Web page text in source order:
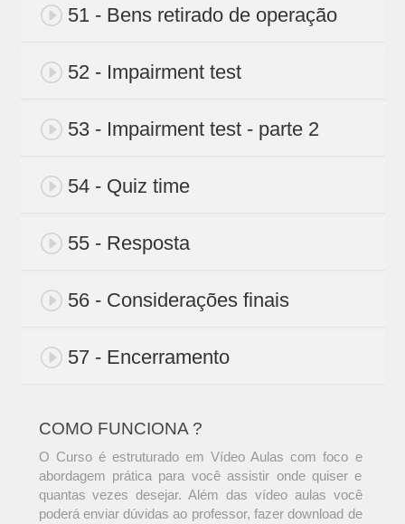
51 - Bens retirado de operação
52 - Impairment test
53 - Impairment test - parte 2
54 - Quiz time
55 - Resposta
56 - Considerações finais
57 - Encerramento
COMO FUNCIONA ?
O Curso é estruturado em Vídeo Aulas com foco e
abordagem prática para você assistir onde quiser e
quantas vezes desejar. Além das vídeo aulas você
poderá enviar dúvidas ao professor, fazer download de